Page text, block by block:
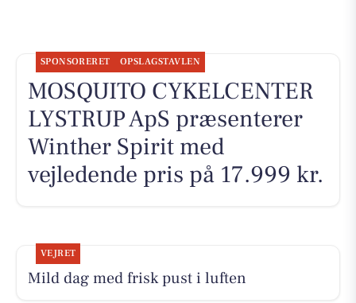
SPONSORERET OPSLAGSTAVLEN
MOSQUITO CYKELCENTER
LYSTRUP ApS præsenterer
Winther Spirit med
vejledende pris på 17.999 kr.
VEJRET
Mild dag med frisk pust i luften